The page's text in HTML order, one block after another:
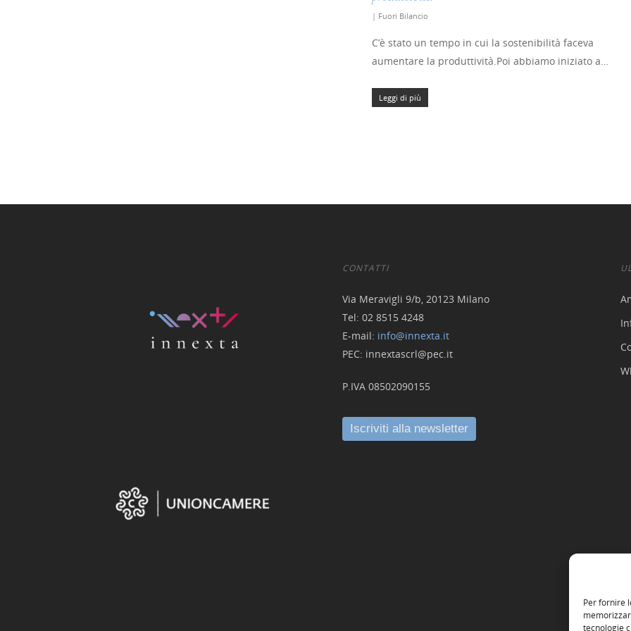
Per fornire
tecnologie
| Fuori Bilancio
C’è stato un tempo in cui la sostenibilità faceva
aumentare la produttività.Poi abbiamo iniziato a…
Leggi di più
CONTATTI
Via Meravigli 9/b, 20123 Milano
Tel: 02 8515 4248
E-mail: info@innexta.it
PEC: innextascrl@pec.it
P.IVA 08502090155